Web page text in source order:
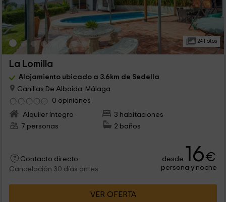
24 Fotos
La Lomilla
Alojamiento ubicado a 3.6km de Sedella
Canillas De Albaida, Málaga
0 opiniones
Alquiler íntegro
3 habitaciones
7 personas
2 baños
Contacto directo
Cancelación 30 días antes
desde 16€
persona y noche
VER OFERTA